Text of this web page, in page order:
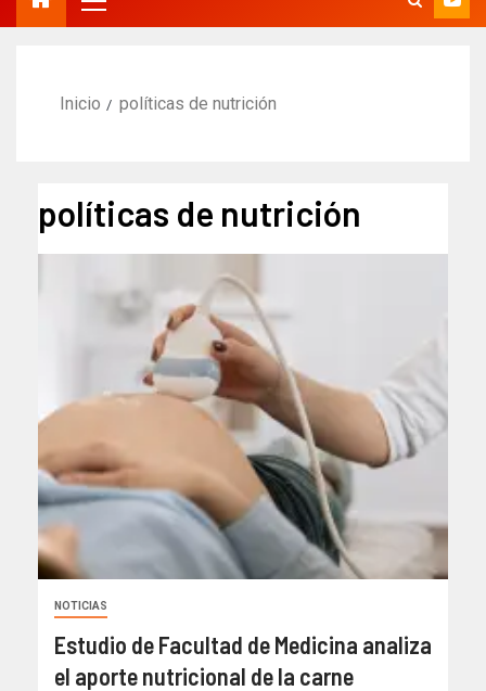
Inicio políticas de nutrición
políticas de nutrición
NOTICIAS
Estudio de Facultad de Medicina analiza
el aporte nutricional de la carne